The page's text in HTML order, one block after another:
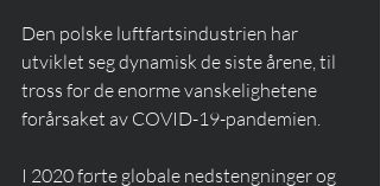
Den polske luftfartsindustrien har
utviklet seg dynamisk de siste årene, til
tross for de enorme vanskelighetene
forårsaket av COVID-19-pandemien.
I 2020 førte globale nedstengninger og